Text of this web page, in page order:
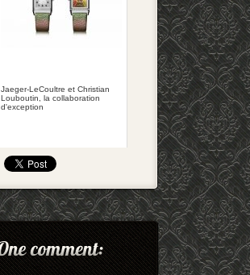
Jaeger-LeCoultre et Christian
Louboutin, la collaboration
d'exception